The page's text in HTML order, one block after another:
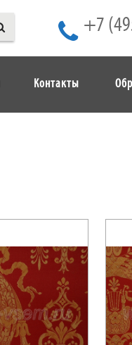
+7
Контакты